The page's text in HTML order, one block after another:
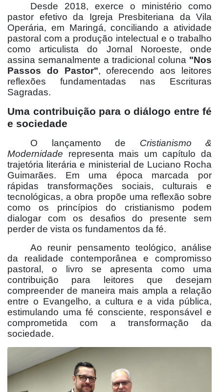
Desde 2018, exerce o ministério como
pastor efetivo da Igreja Presbiteriana da Vila
Operária, em Maringá, conciliando a atividade
pastoral com a produção intelectual e o trabalho
como articulista do Jornal Noroeste, onde
assina semanalmente a tradicional coluna "Nos
Passos do Pastor", oferecendo aos leitores
reflexões fundamentadas nas Escrituras
Sagradas.
Uma contribuição para o diálogo entre fé
e sociedade
O lançamento de Cristianismo &
Modernidade representa mais um capítulo da
trajetória literária e ministerial de Luciano Rocha
Guimarães. Em uma época marcada por
rápidas transformações sociais, culturais e
tecnológicas, a obra propõe uma reflexão sobre
como os princípios do cristianismo podem
dialogar com os desafios do presente sem
perder de vista os fundamentos da fé.
Ao reunir pensamento teológico, análise
da realidade contemporânea e compromisso
pastoral, o livro se apresenta como uma
contribuição para leitores que desejam
compreender de maneira mais ampla a relação
entre o Evangelho, a cultura e a vida pública,
estimulando uma fé consciente, responsável e
comprometida com a transformação da
sociedade.